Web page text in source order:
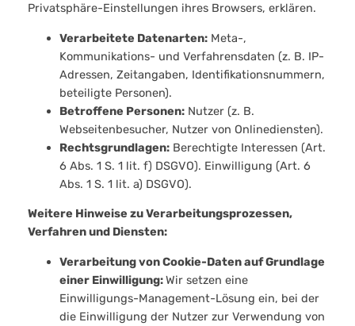
Privatsphäre-Einstellungen ihres Browsers, erklären.
Verarbeitete Datenarten:Meta-,
Kommunikations- und Verfahrensdaten (z. B. IP-
Adressen, Zeitangaben, Identifikationsnummern,
beteiligte Personen).
Betroffene Personen:Nutzer (z. B.
Webseitenbesucher, Nutzer von Onlinediensten).
Rechtsgrundlagen:Berechtigte Interessen (Art.
6 Abs. 1 S. 1 lit. f) DSGVO). Einwilligung (Art. 6
Abs. 1 S. 1 lit. a) DSGVO).
Weitere Hinweise zu Verarbeitungsprozessen,
Verfahren und Diensten:
Verarbeitung von Cookie-Daten auf Grundlage
einer Einwilligung:Wir setzen eine
Einwilligungs-Management-Lösung ein, bei der
die Einwilligung der Nutzer zur Verwendung von